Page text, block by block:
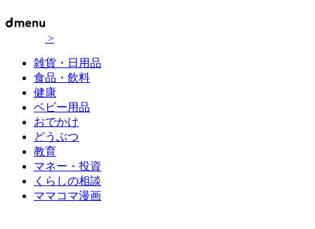
>
雑貨・日用品
食品・飲料
健康
ベビー用品
おでかけ
どうぶつ
教育
マネー・投資
くらしの相談
ママコマ漫画